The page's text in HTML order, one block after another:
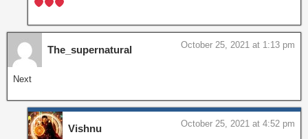
The_supernatural October 25, 2021 at 1:13 pm
Next
Vishnu October 25, 2021 at 4:52 pm